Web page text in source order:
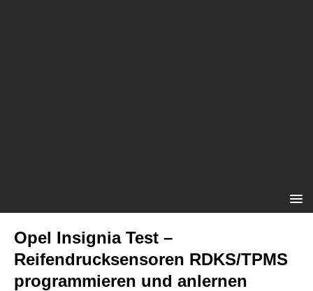
Opel Insignia Test –
Reifendrucksensoren RDKS/TPMS
programmieren und anlernen